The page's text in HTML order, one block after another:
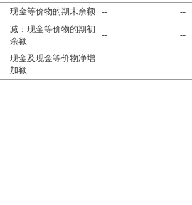
现金等价物的期末余额 --
--
减：现金等价物的期初
余额
-- --
现金及现金等价物净增
加额
-- --